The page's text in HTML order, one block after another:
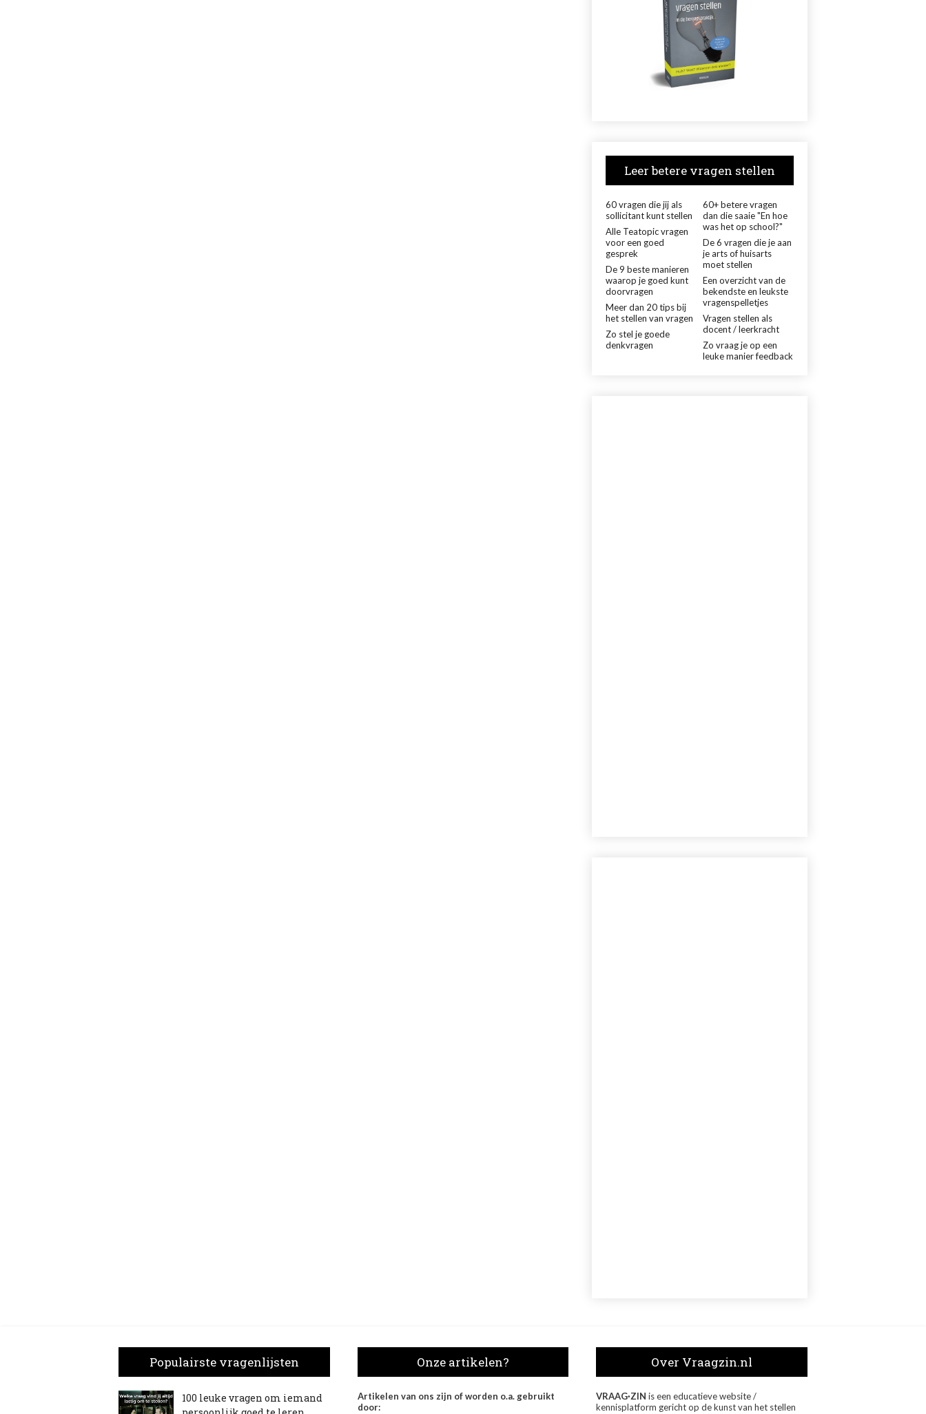
Leer betere vragen stellen
60 vragen die jij als
sollicitant kunt stellen
60+ betere vragen
dan die saaie "En hoe
was het op school?"
Alle Teatopic vragen
voor een goed
gesprek
De 6 vragen die je aan
je arts of huisarts
moet stellen
De 9 beste manieren
waarop je goed kunt
doorvragen
Een overzicht van de
bekendste en leukste
vragenspelletjes
Meer dan 20 tips bij
het stellen van vragen
Vragen stellen als
docent / leerkracht
Zo stel je goede
denkvragen
Zo vraag je op een
leuke manier feedback
Populairste vragenlijsten
100 leuke vragen om iemand
Onze artikelen?
Artikelen van ons zijn of worden o.a. gebruikt
door:
Over Vraagzin.nl
VRAAG·ZIN is een educatieve website /
kennisplatform gericht op de kunst van het stellen